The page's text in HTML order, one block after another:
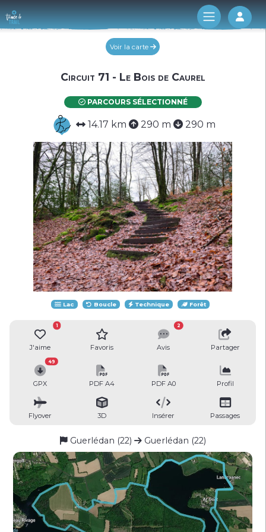
Log
Voir la carte
Circuit 71 - Le Bois de Caurel
PARCOURS SÉLECTIONNÉ
14.17 km 290 m 290 m
Lac Boucle Technique Forêt
J'aime
1
Favoris Avis
2
Partager
GPX
49
PDF A4 PDF A0 Profil
Flyover 3D Insérer Passages
Guerlédan (22) Guerlédan (22)